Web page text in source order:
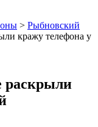
> Рыбновский
кражу телефона у
раскрыли